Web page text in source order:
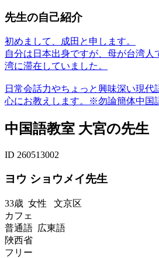
先生の自己紹介
初めまして、成田と申します。
自分は日本出身ですが、母が台湾人
湾に滞在していました。
日常会話力やちょっと興味深い現代
心にお教えします。※勿論簡体中国
中国語教室 大宮の先生
ID 260513002
ヨウ ショウメイ先生
33歳 女性 文京区
カフェ
普通語 広東語
陜西省
フリー